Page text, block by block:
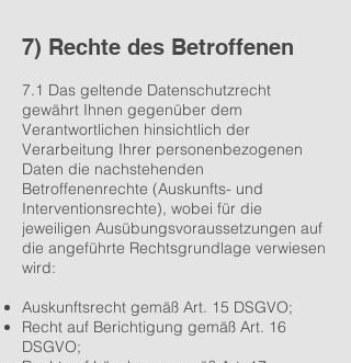
7) Rechte des Betroffenen
7.1 Das geltende Datenschutzrecht
gewährt Ihnen gegenüber dem
Verantwortlichen hinsichtlich der
Verarbeitung Ihrer personenbezogenen
Daten die nachstehenden
Betroffenenrechte (Auskunfts- und
Interventionsrechte), wobei für die
jeweiligen Ausübungsvoraussetzungen auf
die angeführte Rechtsgrundlage verwiesen
wird:
Auskunftsrecht gemäß Art. 15 DSGVO;
Recht auf Berichtigung gemäß Art. 16
DSGVO;